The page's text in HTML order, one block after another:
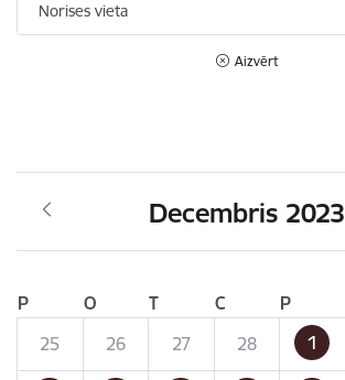
Norises vieta
Aizvērt
Decembris 2023
P O T C P
25
26 27 28 1